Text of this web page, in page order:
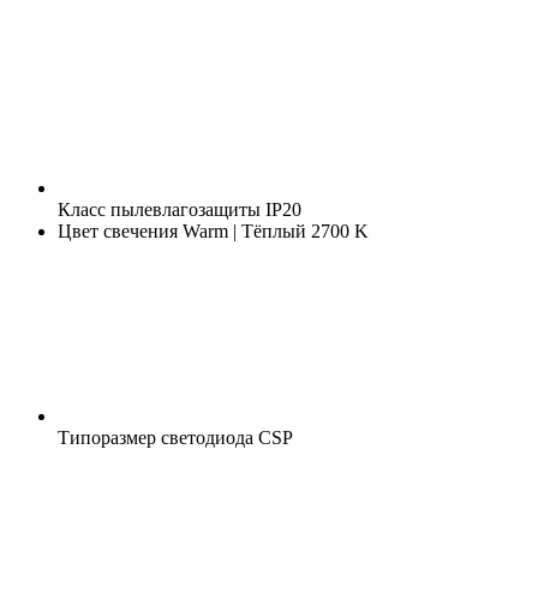
Класс пылевлагозащиты IP20
Цвет свечения Warm | Тёплый 2700 K
Типоразмер светодиода CSP